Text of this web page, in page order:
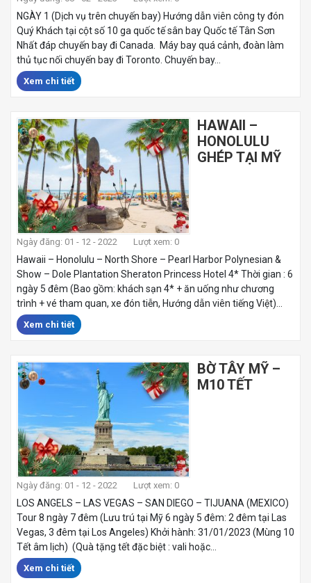
NGÀY 1 (Dịch vụ trên chuyến bay) Hướng dẫn viên công ty đón
Quý Khách tại cột số 10 ga quốc tế sân bay Quốc tế Tân Sơn
Nhất đáp chuyến bay đi Canada. Máy bay quá cảnh, đoàn làm
thủ tục nối chuyến bay đi Toronto. Chuyến bay...
Xem chi tiết
HAWAII –
HONOLULU
GHÉP TẠI MỸ
Ngày đăng: 01 - 12 - 2022 Lượt xem: 0
Hawaii – Honolulu – North Shore – Pearl Harbor Polynesian &
Show – Dole Plantation Sheraton Princess Hotel 4* Thời gian : 6
ngày 5 đêm (Bao gồm: khách sạn 4* + ăn uống như chương
trình + vé tham quan, xe đón tiễn, Hướng dẫn viên tiếng Việt)...
Xem chi tiết
BỜ TÂY MỸ –
M10 TẾT
Ngày đăng: 01 - 12 - 2022 Lượt xem: 0
LOS ANGELS – LAS VEGAS – SAN DIEGO – TIJUANA (MEXICO)
Tour 8 ngày 7 đêm (Lưu trú tại Mỹ 6 ngày 5 đêm: 2 đêm tại Las
Vegas, 3 đêm tại Los Angeles) Khởi hành: 31/01/2023 (Mùng 10
Tết âm lịch) (Quà tặng tết đặc biệt : vali hoặc...
Xem chi tiết